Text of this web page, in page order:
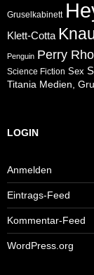
Gruselkabinett
Klett-Cotta
Penguin Perry
Science Fiction Sex
Titania Medien,
LOGIN
Anmelden
Eintrags-Feed
Kommentar-Feed
WordPress.org